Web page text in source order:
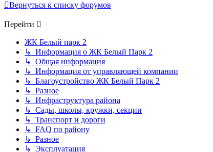
Вернуться к списку форумов
Перейти
ЖК Белый парк 2
↳ Информация о ЖК Белый Парк 2
↳ Общая информация
↳ Информация от управляющей компании
↳ Благоустройство ЖК Белый Парк 2
↳ Разное
↳ Инфраструктура района
↳ Сады, школы, кружки, секции
↳ Транспорт и дороги
↳ FAQ по району
↳ Разное
↳ Эксплуатация